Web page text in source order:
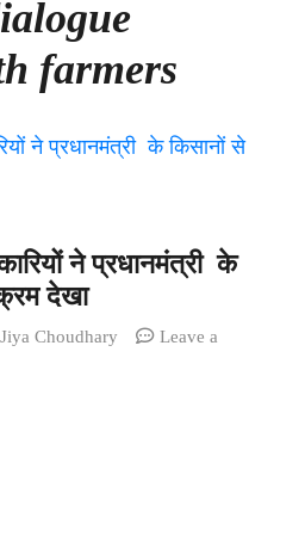
farmers
ने प्रधानमंत्री के
देखा
Jiya Choudhary
Leave a